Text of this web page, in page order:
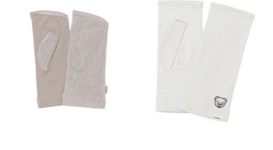
レディース
カテゴリー
ブランド
価格の低い
人気順
売上点数順